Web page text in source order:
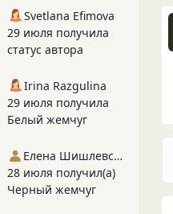
Svetlana Efimova
29 июля получила
статус автора
Irina Razgulina
29 июля получила
Белый жемчуг
Елена Шишлевская
28 июля получил(а)
Черный жемчуг